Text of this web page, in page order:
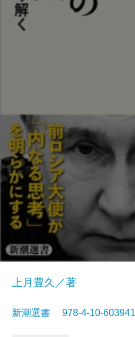
上月豊久／著
新潮選書 978-4-10-